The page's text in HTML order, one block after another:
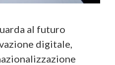
al futuro
digitale,